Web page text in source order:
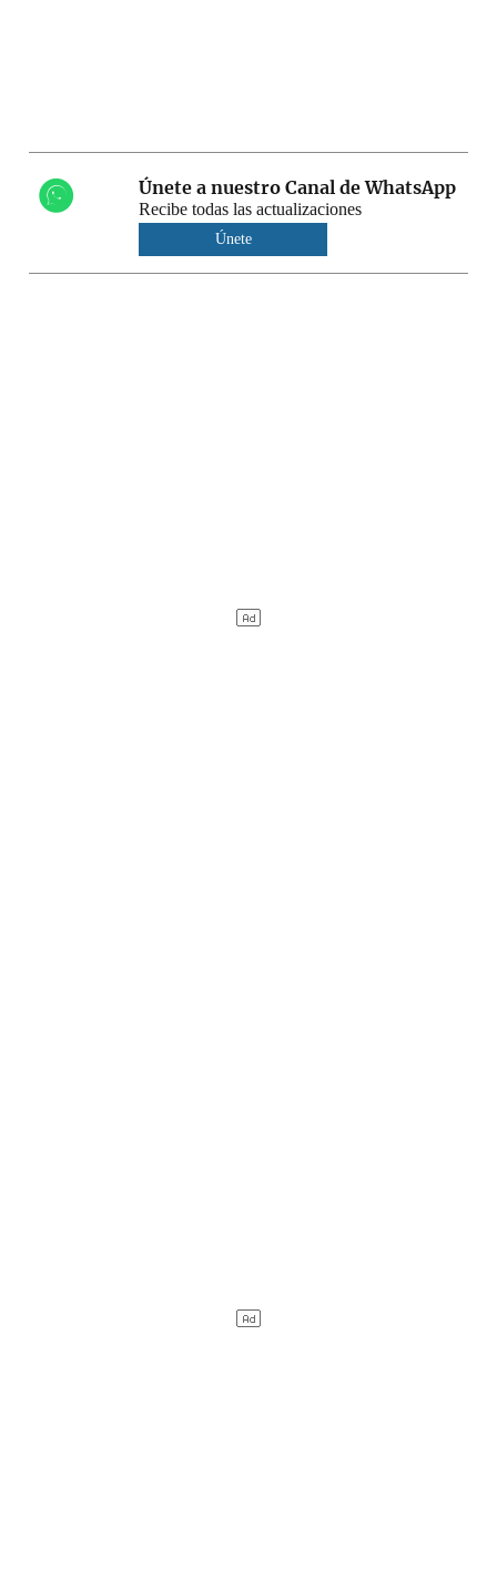
Únete a nuestro Canal de WhatsApp
Recibe todas las actualizaciones
Únete